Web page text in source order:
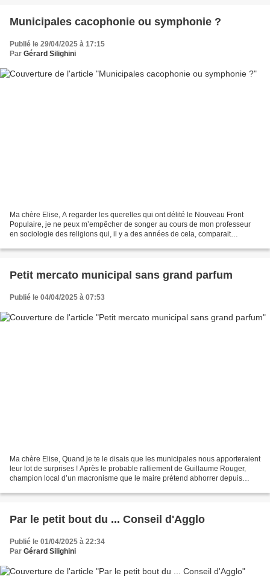
Municipales cacophonie ou symphonie ?
Publié le 29/04/2025 à 17:15
Par Gérard Silighini
Ma chère Elise, A regarder les querelles qui ont délité le Nouveau Front
Populaire, je ne peux m’empêcher de songer au cours de mon professeur
en sociologie des religions qui, il y a des années de cela, comparait
Petit mercato municipal sans grand parfum
Publié le 04/04/2025 à 07:53
Ma chère Elise, Quand je te le disais que les municipales nous apporteraient
leur lot de surprises ! Après le probable ralliement de Guillaume Rouger,
champion local d’un macronisme que le maire prétend abhorrer depuis
Par le petit bout du ... Conseil d'Agglo
Publié le 01/04/2025 à 22:34
Par Gérard Silighini